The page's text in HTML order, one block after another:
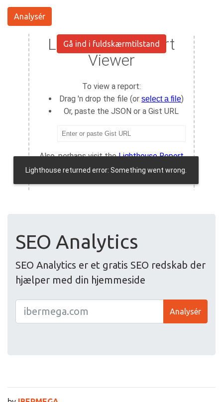
Analysér
Gå ind i fuldskærmtilstand
SEO Analytics
SEO Analytics er et gratis SEO redskab der
hjælper med din hjemmeside
Analysér